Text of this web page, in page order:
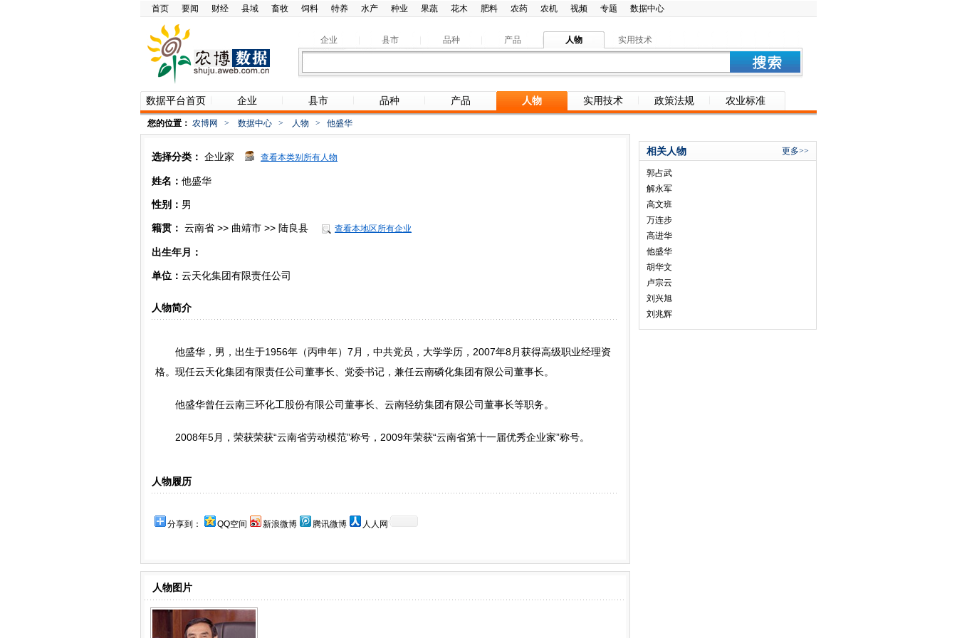
首页 要闻 财经 县域 畜牧 饲料 特养 水产 种业 果蔬 花木 肥料 农药 农机 视频 专题 数据中心
企业 县市 品种 产品 人物 实用技术
数据平台首页 企业 县市 品种 产品 人物 实用技术 政策法规 农业标准
您的位置： 农博网 > 数据中心 > 人物 > 他盛华
选择分类： 企业家 查看本类别所有人物
姓名： 他盛华
性别： 男
籍贯： 云南省 >> 曲靖市 >> 陆良县 查看本地区所有企业
出生年月：
单位： 云天化集团有限责任公司
人物简介
他盛华，男，出生于1956年（丙申年）7月，中共党员，大学学历，2007年8月获得高级职业经理资
格。现任云天化集团有限责任公司董事长、党委书记，兼任云南磷化集团有限公司董事长。
他盛华曾任云南三环化工股份有限公司董事长、云南轻纺集团有限公司董事长等职务。
2008年5月，荣获荣获“云南省劳动模范”称号，2009年荣获“云南省第十一届优秀企业家”称号。
人物履历
分享到： QQ空间 新浪微博 腾讯微博 人人网
人物图片
相关人物 更多>>
郭占武
解永军
高文班
万连步
高进华
他盛华
胡华文
卢宗云
刘兴旭
刘兆辉